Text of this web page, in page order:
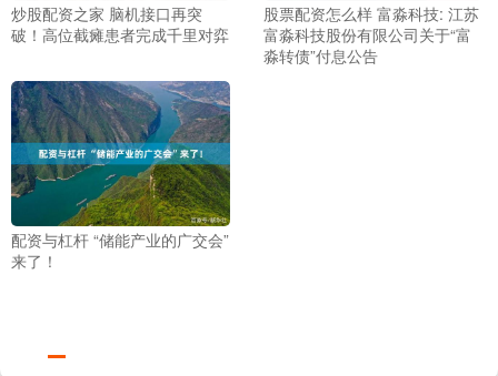
炒股配资之家 脑机接口再突
破！高位截瘫患者完成千里对弈
股票配资怎么样 富淼科技: 江苏
富淼科技股份有限公司关于“富
淼转债”付息公告
配资与杠杆 “储能产业的广交会”
来了！